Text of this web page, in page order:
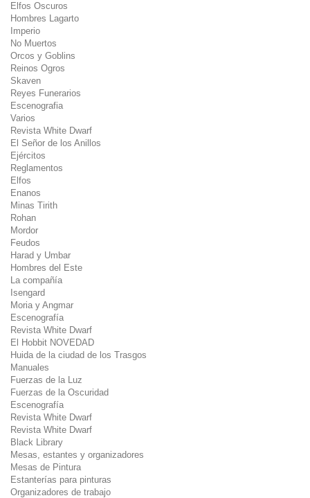
Elfos Oscuros
Hombres Lagarto
Imperio
No Muertos
Orcos y Goblins
Reinos Ogros
Skaven
Reyes Funerarios
Escenografia
Varios
Revista White Dwarf
El Señor de los Anillos
Ejércitos
Reglamentos
Elfos
Enanos
Minas Tirith
Rohan
Mordor
Feudos
Harad y Umbar
Hombres del Este
La compañía
Isengard
Moria y Angmar
Escenografía
Revista White Dwarf
El Hobbit NOVEDAD
Huida de la ciudad de los Trasgos
Manuales
Fuerzas de la Luz
Fuerzas de la Oscuridad
Escenografía
Revista White Dwarf
Revista White Dwarf
Black Library
Mesas, estantes y organizadores
Mesas de Pintura
Estanterías para pinturas
Organizadores de trabajo